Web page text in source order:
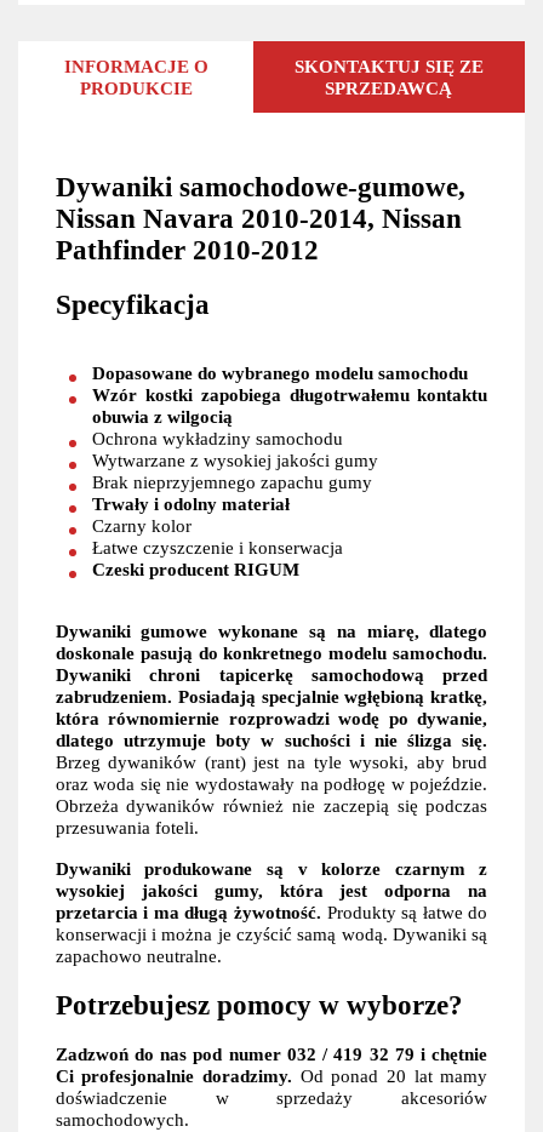
INFORMACJE O
PRODUKCIE
SKONTAKTUJ SIĘ ZE
SPRZEDAWCĄ
Dywaniki samochodowe-gumowe,
Nissan Navara 2010-2014, Nissan
Pathfinder 2010-2012
Specyfikacja
Dopasowane do wybranego modelu samochodu
Wzór kostki zapobiega długotrwałemu kontaktu
obuwia z wilgocią
Ochrona wykładziny samochodu
Wytwarzane z wysokiej jakości gumy
Brak nieprzyjemnego zapachu gumy
Trwały i odolny materiał
Czarny kolor
Łatwe czyszczenie i konserwacja
Czeski producent RIGUM
Dywaniki gumowe wykonane są na miarę, dlatego
doskonale pasują do konkretnego modelu samochodu.
Dywaniki chroni tapicerkę samochodową przed
zabrudzeniem. Posiadają specjalnie wgłębioną kratkę,
która równomiernie rozprowadzi wodę po dywanie,
dlatego utrzymuje boty w suchości i nie ślizga się.
Brzeg dywaników (rant) jest na tyle wysoki, aby brud
oraz woda się nie wydostawały na podłogę w pojeździe.
Obrzeża dywaników również nie zaczepią się podczas
przesuwania foteli.
Dywaniki produkowane są v kolorze czarnym z
wysokiej jakości gumy, która jest odporna na
przetarcia i ma długą żywotność. Produkty są łatwe do
konserwacji i można je czyścić samą wodą. Dywaniki są
zapachowo neutralne.
Potrzebujesz pomocy w wyborze?
Zadzwoń do nas pod numer 032 / 419 32 79 i chętnie
Ci profesjonalnie doradzimy. Od ponad 20 lat mamy
doświadczenie w sprzedaży akcesoriów
samochodowych.